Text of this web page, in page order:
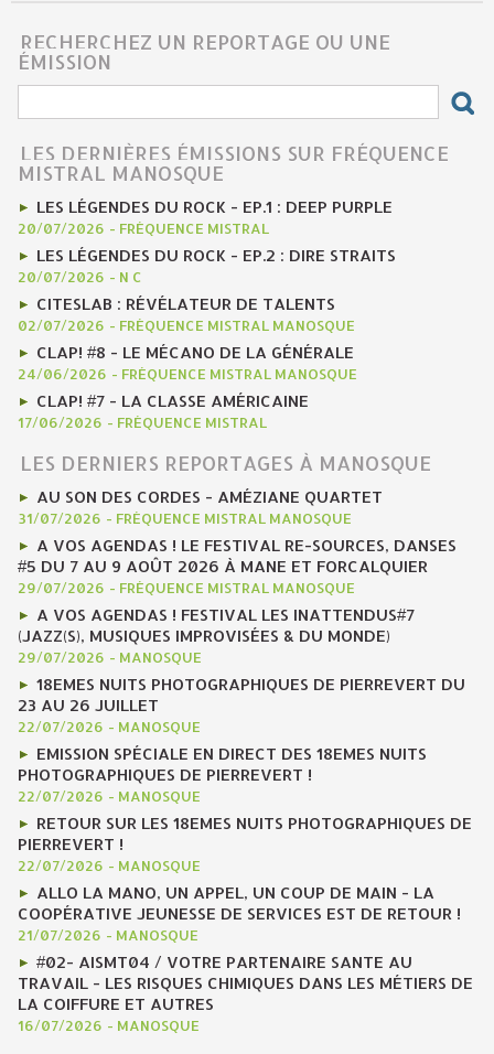
RECHERCHEZ UN REPORTAGE OU UNE
ÉMISSION
LES DERNIÈRES ÉMISSIONS SUR FRÉQUENCE
MISTRAL MANOSQUE
LES LÉGENDES DU ROCK - EP.1 : DEEP PURPLE
20/07/2026 - FRÉQUENCE MISTRAL
LES LÉGENDES DU ROCK - EP.2 : DIRE STRAITS
20/07/2026 - N C
CITESLAB : RÉVÉLATEUR DE TALENTS
02/07/2026 - FRÉQUENCE MISTRAL MANOSQUE
CLAP! #8 - LE MÉCANO DE LA GÉNÉRALE
24/06/2026 - FRÉQUENCE MISTRAL MANOSQUE
CLAP! #7 - LA CLASSE AMÉRICAINE
17/06/2026 - FRÉQUENCE MISTRAL
LES DERNIERS REPORTAGES À MANOSQUE
AU SON DES CORDES - AMÉZIANE QUARTET
31/07/2026 - FRÉQUENCE MISTRAL MANOSQUE
A VOS AGENDAS ! LE FESTIVAL RE-SOURCES, DANSES
#5 DU 7 AU 9 AOÛT 2026 À MANE ET FORCALQUIER
29/07/2026 - FRÉQUENCE MISTRAL MANOSQUE
A VOS AGENDAS ! FESTIVAL LES INATTENDUS#7
(JAZZ(S), MUSIQUES IMPROVISÉES & DU MONDE)
29/07/2026 - MANOSQUE
18EMES NUITS PHOTOGRAPHIQUES DE PIERREVERT DU
23 AU 26 JUILLET
22/07/2026 - MANOSQUE
EMISSION SPÉCIALE EN DIRECT DES 18EMES NUITS
PHOTOGRAPHIQUES DE PIERREVERT !
22/07/2026 - MANOSQUE
RETOUR SUR LES 18EMES NUITS PHOTOGRAPHIQUES DE
PIERREVERT !
22/07/2026 - MANOSQUE
ALLO LA MANO, UN APPEL, UN COUP DE MAIN - LA
COOPÉRATIVE JEUNESSE DE SERVICES EST DE RETOUR !
21/07/2026 - MANOSQUE
#02- AISMT04 / VOTRE PARTENAIRE SANTE AU
TRAVAIL - LES RISQUES CHIMIQUES DANS LES MÉTIERS DE
LA COIFFURE ET AUTRES
16/07/2026 - MANOSQUE